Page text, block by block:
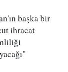
başka bir
ihracat